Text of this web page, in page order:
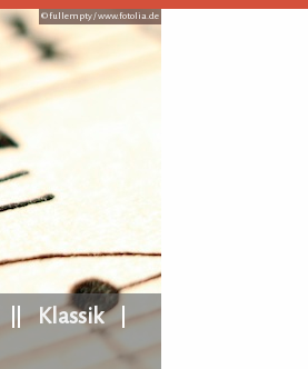
© fullempty /www.fotolia.de
Klassik